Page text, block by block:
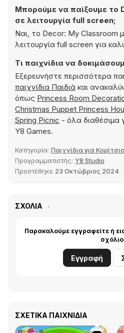
Μπορούμε να παίξουμε το
σε λειτουργία full screen;
Ναι, το Decor: My Classroom
λειτουργία full screen για
Τι παιχνίδια να
Εξερευνήστε περισσότερα
παιχνίδια Παιδιά και
όπως Princess Room
Christmas Puppet Princess
Spring Picnic - όλα διαθέσιμα
Y8 Games.
Κατηγορία: Παιχνίδια για Κορίτσια
Προγραμματιστής: Y8 Studio
Προστέθηκε 23 Οκτώβριος 2024
ΣΧΌΛΙΑ
Παρακαλούμε εγγραφείτε ή
σχόλιο
Εγγραφή
ΣΧΕΤΙΚΆ ΠΑΙΧΝΊΔΙΑ